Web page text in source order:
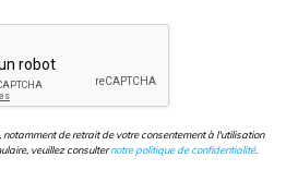
notamment de retrait de votre consentement à l'utilisation
veuillez consulternotre politique de confidentialité.